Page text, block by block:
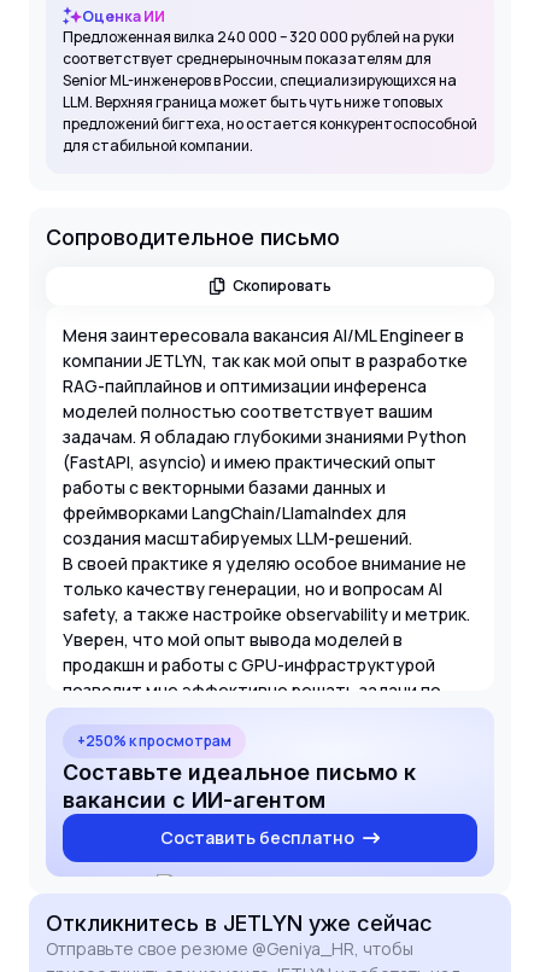
Оценка ИИ
Предложенная вилка 240 000 – 320 000 рублей на руки
соответствует среднерыночным показателям для
Senior ML-инженеров в России, специализирующихся на
LLM. Верхняя граница может быть чуть ниже топовых
предложений бигтеха, но остается конкурентоспособной
для стабильной компании.
Сопроводительное письмо
Скопировать
Меня заинтересовала вакансия AI/ML Engineer в
компании JETLYN, так как мой опыт в разработке
RAG-пайплайнов и оптимизации инференса
моделей полностью соответствует вашим
задачам. Я обладаю глубокими знаниями Python
(FastAPI, asyncio) и имею практический опыт
работы с векторными базами данных и
фреймворками LangChain/LlamaIndex для
создания масштабируемых LLM-решений.
В своей практике я уделяю особое внимание не
только качеству генерации, но и вопросам AI
safety, а также настройке observability и метрик.
Уверен, что мой опыт вывода моделей в
продакшн и работы с GPU-инфраструктурой
позволит мне эффективно решать задачи по
построению LLM routing слоя и оптимизации
производительности систем в JETLYN.
+250% к просмотрам
Составьте идеальное письмо к
вакансии с ИИ-агентом
Составить бесплатно
Откликнитесь в JETLYN уже сейчас
Отправьте свое резюме @Geniya_HR, чтобы